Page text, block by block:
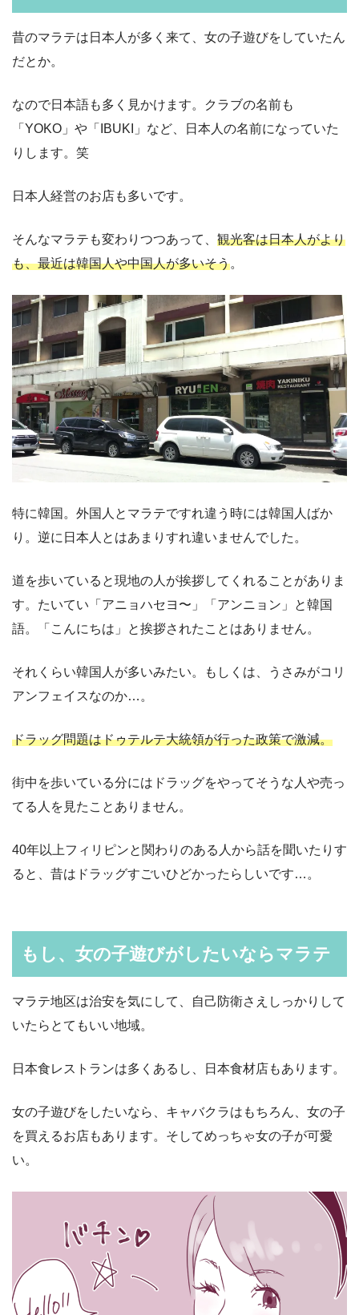
昔のマラテは日本人が多く来て、女の子遊びをしていたん
だとか。
なので日本語も多く見かけます。クラブの名前も
「YOKO」や「IBUKI」など、日本人の名前になっていた
りします。笑
日本人経営のお店も多いです。
そんなマラテも変わりつつあって、 観光客は日本人がより
も、最近は韓国人や中国人が多いそう。
特に韓国。外国人とマラテですれ違う時には韓国人ばか
り。逆に日本人とはあまりすれ違いませんでした。
道を歩いていると現地の人が挨拶してくれることがありま
す。たいてい「アニョハセヨ〜」「アンニョン」と韓国
語。「こんにちは」と挨拶されたことはありません。
それくらい韓国人が多いみたい。もしくは、うさみがコリ
アンフェイスなのか…。
ドラッグ問題はドゥテルテ大統領が行った政策で激減。
街中を歩いている分にはドラッグをやってそうな人や売っ
てる人を見たことありません。
40年以上フィリピンと関わりのある人から話を聞いたりす
ると、昔はドラッグすごいひどかったらしいです…。
もし、女の子遊びがしたいならマラテ
マラテ地区は治安を気にして、自己防衛さえしっかりして
いたらとてもいい地域。
日本食レストランは多くあるし、日本食材店もあります。
女の子遊びをしたいなら、キャバクラはもちろん、女の子
を買えるお店もあります。そしてめっちゃ女の子が可愛
い。